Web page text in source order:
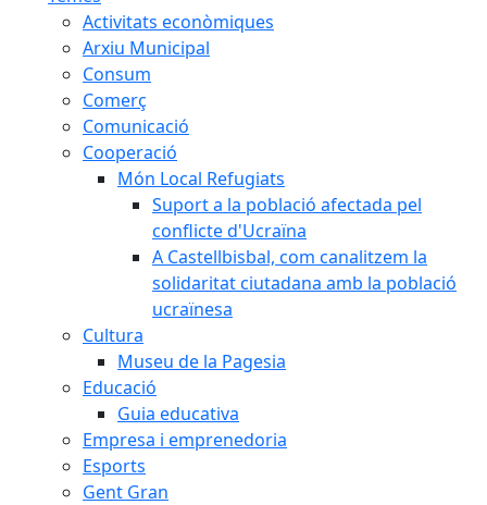
Activitats econòmiques
Arxiu Municipal
Consum
Comerç
Comunicació
Cooperació
Món Local Refugiats
Suport a la població afectada pel
conflicte d'Ucraïna
A Castellbisbal, com canalitzem la
solidaritat ciutadana amb la població
ucraïnesa
Cultura
Museu de la Pagesia
Educació
Guia educativa
Empresa i emprenedoria
Esports
Gent Gran